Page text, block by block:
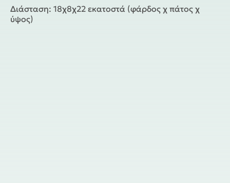
Διάσταση: 18χ8χ22 εκατοστά (φάρδος χ πάτος χ
ύψος)